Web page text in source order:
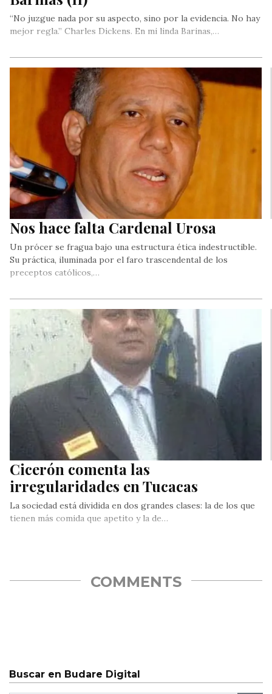
“No juzgue nada por su aspecto, sino por la evidencia. No hay
mejor regla.” Charles Dickens. En mi linda Barinas,…
Nos hace falta Cardenal Urosa
Un prócer se fragua bajo una estructura ética indestructible.
Su práctica, iluminada por el faro trascendental de los
preceptos católicos,…
Cicerón comenta las
irregularidades en Tucacas
La sociedad está dividida en dos grandes clases: la de los que
tienen más comida que apetito y la de…
COMMENTS
Buscar en Budare Digital